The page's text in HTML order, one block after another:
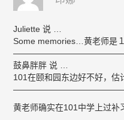
Juliette 说 …
Some memories…黄老师是
鼓鼻胖胖 说 …
101在颐和园东边好不好，估
黄老师确实在101中学上过补